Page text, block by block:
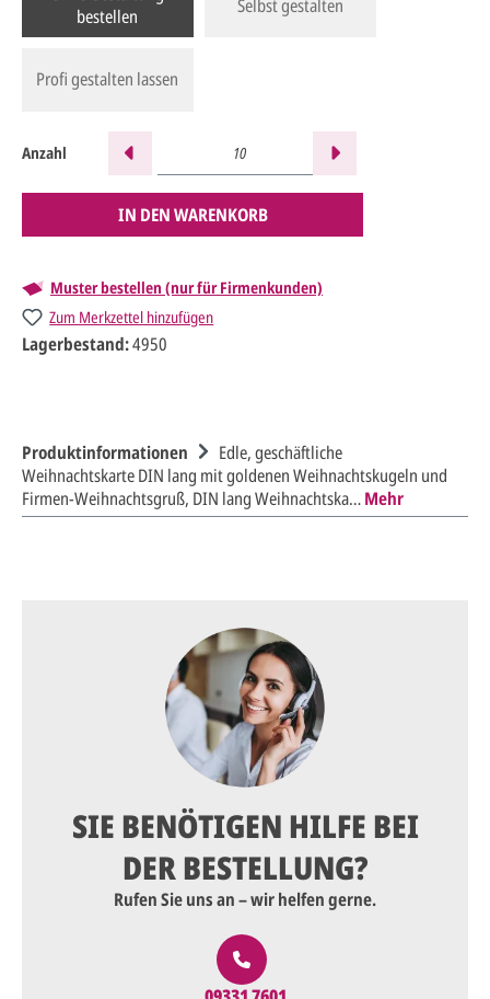
bestellen
Selbst gestalten
Profi gestalten lassen
Anzahl
IN DEN WARENKORB
Muster bestellen (nur für Firmenkunden)
Zum Merkzettel hinzufügen
Lagerbestand:4950
Produktinformationen
Edle, geschäftliche
Weihnachtskarte DIN lang mit goldenen Weihnachtskugeln und
Firmen-Weihnachtsgruß, DIN lang Weihnachtska…Mehr
SIE BENÖTIGEN HILFE BEI
DER BESTELLUNG?
Rufen Sie uns an – wir helfen gerne.